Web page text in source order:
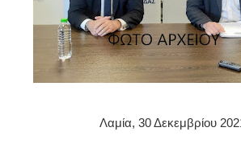
Λαμία, 30 Δεκεμβρίου